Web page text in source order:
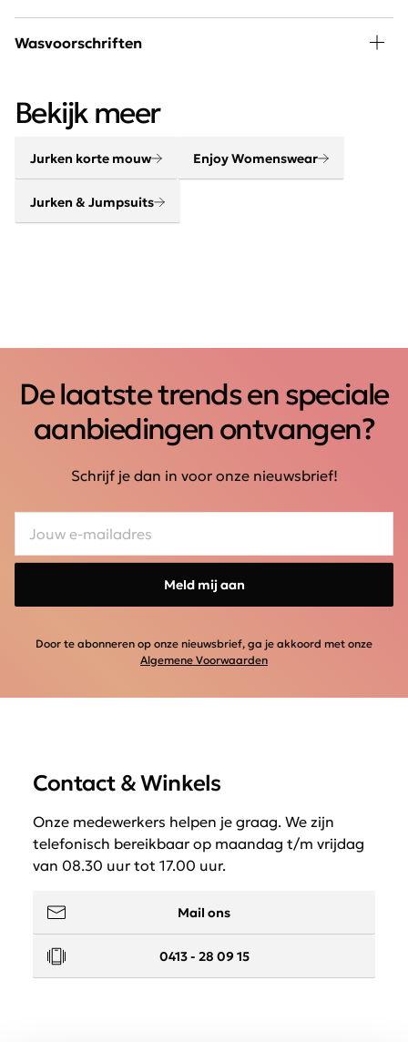
In de collectie van Enjoy Womenswear vind je elk seizoen
aanvoer van nieuwe artikelen blijft dit merk constant
vernieuwend en on trend!
Wasvoorschriften
Bekijk meer
Jurken korte mouw Enjoy Womenswear
Jurken & Jumpsuits
De laatste trends en speciale
aanbiedingen ontvangen?
Schrijf je dan in voor onze nieuwsbrief!
Meld mij aan
Door te abonneren op onze nieuwsbrief, ga je akkoord met onze
Algemene Voorwaarden
Contact & Winkels
Onze medewerkers helpen je graag. We zijn
telefonisch bereikbaar op maandag t/m vrijdag
van 08.30 uur tot 17.00 uur.
Mail ons
0413 - 28 09 15